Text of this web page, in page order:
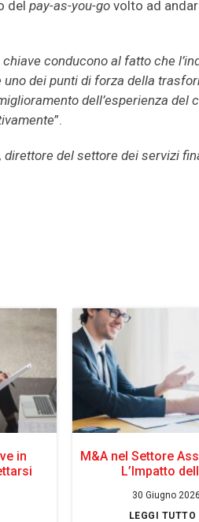
del pay-as-you-go volto ad
conducono al fatto che
uno dei punti di forza della
dell’esperienza del
”.
direttore del settore dei servizi
in
M&A nel Settore
L’Impatto
30 Giugno 2026
LEGGI TUTTO